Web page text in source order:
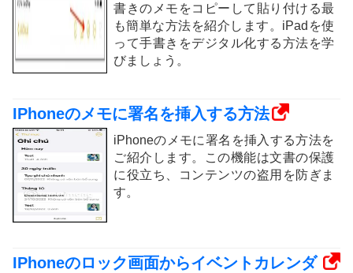
書きのメモをコピーして貼り付ける最
も簡単な方法を紹介します。iPadを使
って手書きをデジタル化する方法を学
びましょう。
IPhoneのメモに署名を挿入する方法
iPhoneのメモに署名を挿入する方法を
ご紹介します。この機能は文書の保護
に役立ち、コンテンツの盗用を防ぎま
す。
IPhoneのロック画面からイベントカレンダ